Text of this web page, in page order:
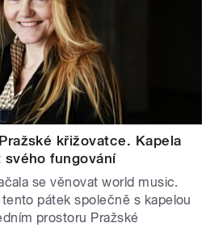
křižovatce. Kapela
svého fungování
se věnovat world music.
pátek společně s kapelou
prostoru Pražské